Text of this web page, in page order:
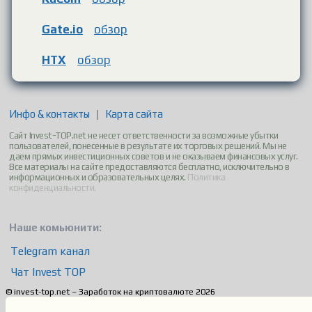
Gate.io обзор
HTX обзор
Инфо & контакты | Карта сайта
Сайт Invest-TOP.net не несет ответственности за возможные убытки
пользователей, понесенные в результате их торговых решений. Мы не
даем прямых инвестиционных советов и не оказываем финансовых услуг.
Все материалы на сайте предоставляются бесплатно, исключительно в
информационных и образовательных целях. Политика
конфиденциальности.
Наше комьюнити:
Telegram канал
Чат Invest TOP
© invest-top.net – Заработок на криптовалюте 2026